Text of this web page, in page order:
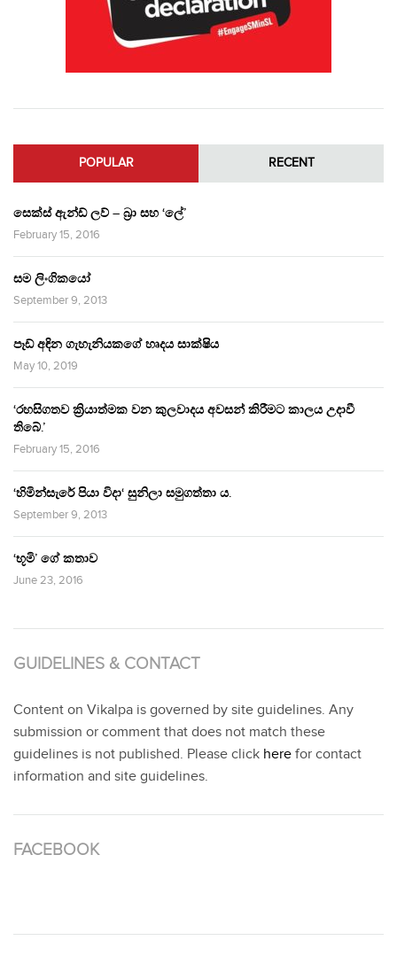
POPULAR RECENT
සෙක්ස් ඇන්ඩ් ලව් – බ්‍රා සහ ‘ලේ’
February 15, 2016
සම ලිංගිකයෝ
September 9, 2013
පෑඩ් අඳින ගැහැනියකගේ හෘදය සාක්ෂිය
May 10, 2019
‘රහසිගතව ක්‍රියාත්මක වන කුලවාදය අවසන් කිරීමට කාලය උදාවී
තිබේ.’
February 15, 2016
‘හිමින්සැරේ පියා විදා‘ සුනිලා සමුගත්තා ය.
September 9, 2013
‘භූමි’ ගේ කතාව
June 23, 2016
GUIDELINES & CONTACT
Content on Vikalpa is governed by site guidelines. Any
submission or comment that does not match these
guidelines is not published. Please click here for contact
information and site guidelines.
FACEBOOK